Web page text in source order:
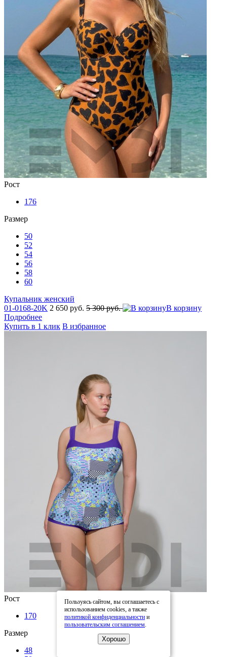
Рост
176
Размер
50
52
54
56
58
60
Купальник женский
01-0168-20K 2 650 руб. 5 300 руб.
В корзину
Подробнее
Купить в 1 клик В избранное
Рост
170
Размер
48
Пользуясь сайтом, вы соглашаетесь с
использованием cookies, а также
политикой конфиденциальности и
пользовательским соглашением.
Хорошо